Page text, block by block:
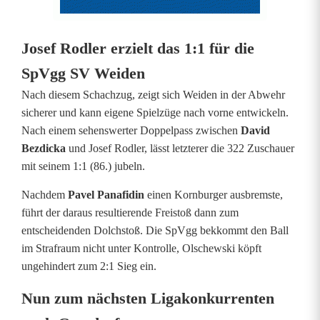
Josef Rodler erzielt das 1:1 für die
SpVgg SV Weiden
Nach diesem Schachzug, zeigt sich Weiden in der Abwehr
sicherer und kann eigene Spielzüge nach vorne entwickeln.
Nach einem sehenswerter Doppelpass zwischen David
Bezdicka und Josef Rodler, lässt letzterer die 322 Zuschauer
mit seinem 1:1 (86.) jubeln.
Nachdem Pavel Panafidin einen Kornburger ausbremste,
führt der daraus resultierende Freistoß dann zum
entscheidenden Dolchstoß. Die SpVgg bekkommt den Ball
im Strafraum nicht unter Kontrolle, Olschewski köpft
ungehindert zum 2:1 Sieg ein.
Nun zum nächsten Ligakonkurrenten